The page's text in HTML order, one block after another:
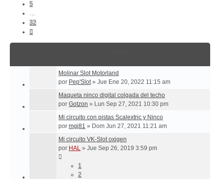
5
…
32
Molinar Slot Motorland
por Pep'Slot» Jue Ene 20, 2022 11:15 am
Maqueta ninco digital colgada del techo
por Gotzon » Lun Sep 27, 2021 10:30 pm
Mi circuito con pistas Scalextric y Ninco
por mgj81 » Dom Jun 27, 2021 11:21 am
Mi circuito VK-Slot oxigen
por HAL » Jue Sep 26, 2019 3:59 pm
1
2